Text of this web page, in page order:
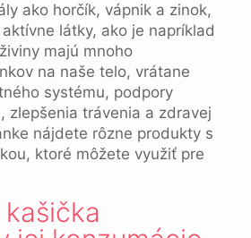
ako horčík, vápnik a zinok,
látky, ako je napríklad
majú mnoho
na naše telo, vrátane
systému, podpory
zlepšenia trávenia a zdravej
nájdete rôzne produkty s
ktoré môžete využiť pre